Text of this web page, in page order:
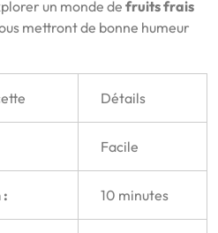
un monde de fruits frais
mettront de bonne humeur
Détails
Facile
: 10 minutes